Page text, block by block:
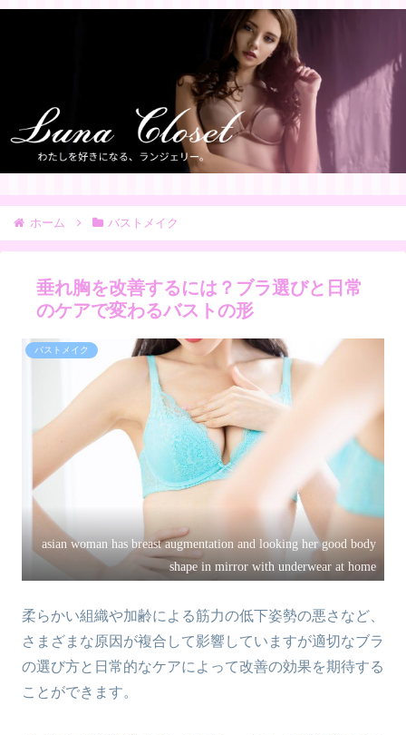
ホーム バストメイク
垂れ胸を改善するには？ブラ選びと日常
のケアで変わるバストの形
バストメイク
asian woman has breast augmentation and looking her good body
shape in mirror with underwear at home
柔らかい組織や加齢による筋力の低下姿勢の悪さなど、
さまざまな原因が複合して影響していますが適切なブラ
の選び方と日常的なケアによって改善の効果を期待する
ことができます。